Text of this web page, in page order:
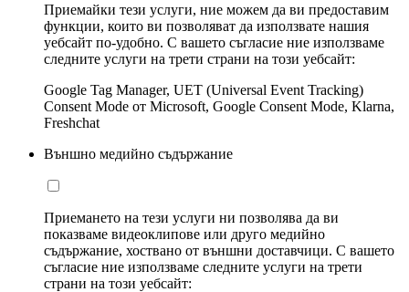
Приемайки тези услуги, ние можем да ви предоставим
функции, които ви позволяват да използвате нашия
уебсайт по-удобно. С вашето съгласие ние използваме
следните услуги на трети страни на този уебсайт:
Google Tag Manager, UET (Universal Event Tracking)
Consent Mode от Microsoft, Google Consent Mode, Klarna,
Freshchat
Външно медийно съдържание
Приемането на тези услуги ни позволява да ви
показваме видеоклипове или друго медийно
съдържание, хоствано от външни доставчици. С вашето
съгласие ние използваме следните услуги на трети
страни на този уебсайт: